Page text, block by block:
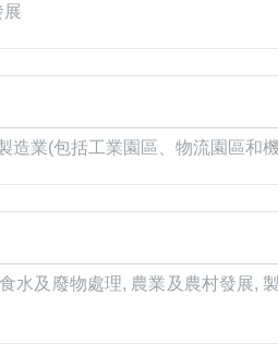
展
造業(包括工業園區、物流園區和
水及廢物處理, 農業及農村發展,